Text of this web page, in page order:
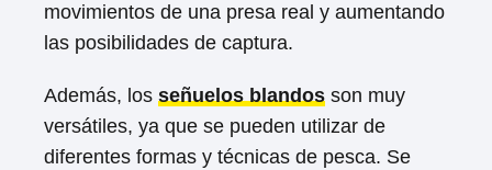
movimientos de una presa real y aumentando
las posibilidades de captura.
Además, los señuelos blandos son muy
versátiles, ya que se pueden utilizar de
diferentes formas y técnicas de pesca. Se